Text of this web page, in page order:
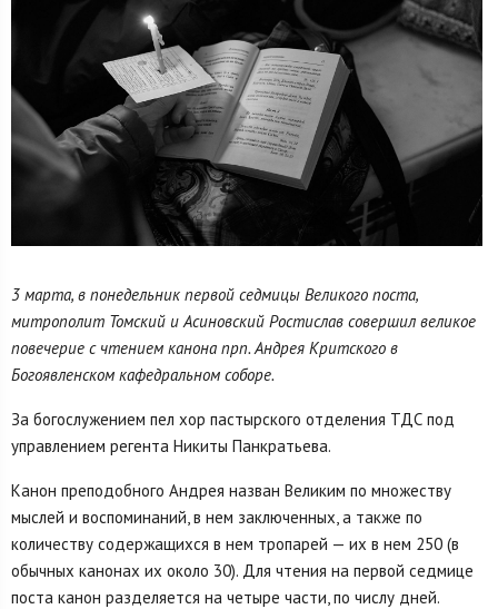
3 марта, в понедельник первой седмицы Великого поста,
митрополит Томский и Асиновский Ростислав совершил великое
повечерие с чтением канона прп. Андрея Критского в
Богоявленском кафедральном соборе.
За богослужением пел хор пастырского отделения ТДС под
управлением регента Никиты Панкратьева.
Канон преподобного Андрея назван Великим по множеству
мыслей и воспоминаний, в нем заключенных, а также по
количеству содержащихся в нем тропарей — их в нем 250 (в
обычных канонах их около 30). Для чтения на первой седмице
поста канон разделяется на четыре части, по числу дней.